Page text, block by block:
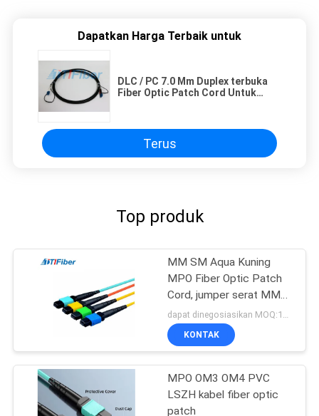
Dapatkan Harga Terbaik untuk
DLC / PC 7.0 Mm Duplex terbuka
Fiber Optic Patch Cord Untuk
Terus
Top produk
MM SM Aqua Kuning
MPO Fiber Optic Patch
Cord, jumper serat MM
SM Hijau Biru
dapat dinegosiasikan MOQ:1000
KONTAK
MPO OM3 OM4 PVC
LSZH kabel fiber optic
patch